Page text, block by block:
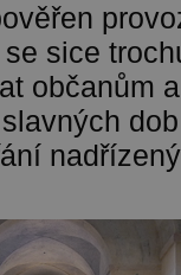
sice
občanům